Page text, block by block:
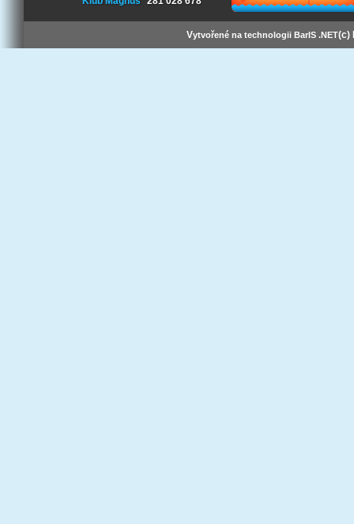
Vytvořené na technologii BarIS .NET(c)